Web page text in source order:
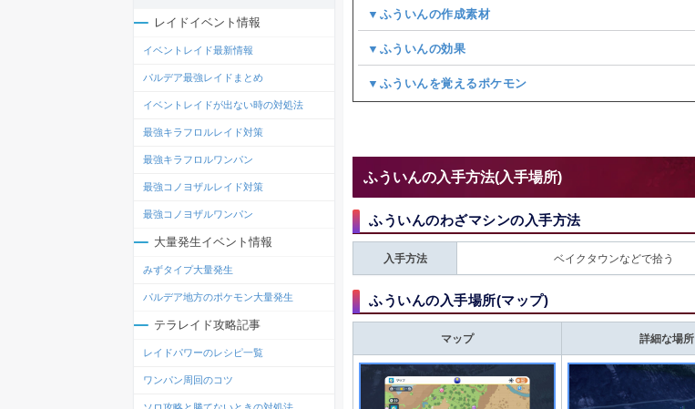
▼ふういんの作成素材
▼ふういんの効果
▼ふういんを覚えるポケモン
ふういんの入手方法(入手場所)
ふういんのわざマシンの入手方法
入手方法 ベイクタウンなどで拾う
ふういんの入手場所(マップ)
マップ 詳細な場所
レイドイベント情報
イベントレイド最新情報
パルデア最強レイドまとめ
イベントレイドが出ない時の対処法
最強キラフロルレイド対策
最強キラフロルワンパン
最強コノヨザルレイド対策
最強コノヨザルワンパン
大量発生イベント情報
みずタイプ大量発生
パルデア地方のポケモン大量発生
テラレイド攻略記事
レイドパワーのレシピ一覧
ワンパン周回のコツ
ソロ攻略と勝てないときの対処法